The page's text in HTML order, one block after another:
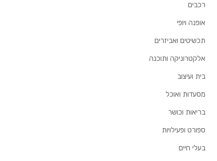
רכבים
אופנה ויופי
תכשיטים ואביזרים
אלקטרוניקה ותוכנה
בית ועיצוב
מסעדות ואוכל
בריאות וכושר
ספורט ופעילויות
בעלי חיים